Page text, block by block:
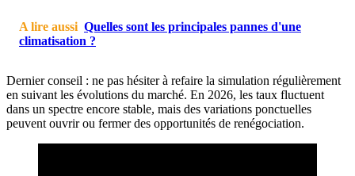
A lire aussi Quelles sont les principales pannes d'une
climatisation ?
Dernier conseil : ne pas hésiter à refaire la simulation régulièrement
en suivant les évolutions du marché. En 2026, les taux fluctuent
dans un spectre encore stable, mais des variations ponctuelles
peuvent ouvrir ou fermer des opportunités de renégociation.